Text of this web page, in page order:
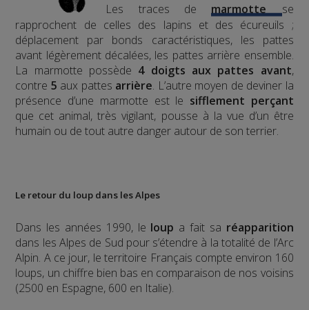
Les traces demarmotte
se
rapprochent de celles des lapins et des écureuils ;
déplacement par bonds caractéristiques, les pattes
avant légèrement décalées, les pattes arrière ensemble.
La marmotte possède 4 doigts aux pattes avant,
contre 5 aux pattes arrière. L’autre moyen de deviner la
présence d’une marmotte est le sifflement perçant
que cet animal, très vigilant, pousse à la vue d’un être
humain ou de tout autre danger autour de son terrier.
Le retour du loup dans les Alpes
Dans les années 1990, le loup a fait sa réapparition
dans les Alpes de Sud pour s’étendre à la totalité de l’Arc
Alpin. A ce jour, le territoire Français compte environ 160
loups, un chiffre bien bas en comparaison de nos voisins
(2500 en Espagne, 600 en Italie).